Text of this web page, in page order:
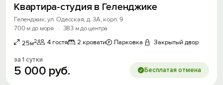
Квартира-студия в Геленджике
Геленджик, ул. Одесская, д. 3А, корп. 9
700 м до моря
· 383 м до центра
25м2 4 гостя 2 кровати Парковка Закрытый двор
за 1 сутки
5 000 руб. Бесплатая отмена